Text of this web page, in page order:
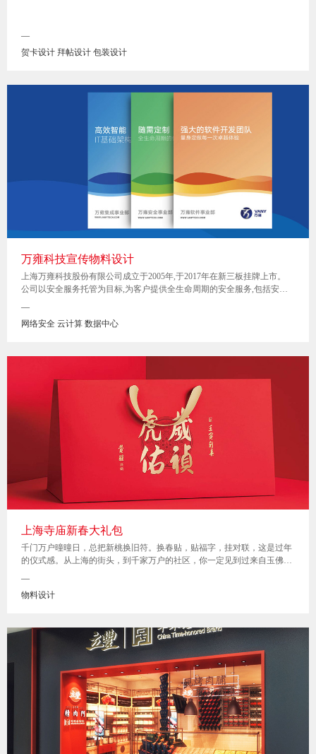
—
贺卡设计 拜帖设计 包装设计
万雍科技宣传物料设计
上海万雍科技股份有限公司成立于2005年,于2017年在新三板挂牌上市。
公司以安全服务托管为目标,为客户提供全生命周期的安全服务,包括安全
—
网络安全 云计算 数据中心
上海寺庙新春大礼包
千门万户曈曈日，总把新桃换旧符。换春贴，贴福字，挂对联，这是过年
的仪式感。从上海的街头，到千家万户的社区，你一定见到过来自玉佛禅
新时，总有人记挂着这份吉祥的祝福，这是一种习惯，也是一份期盼。
—
物料设计